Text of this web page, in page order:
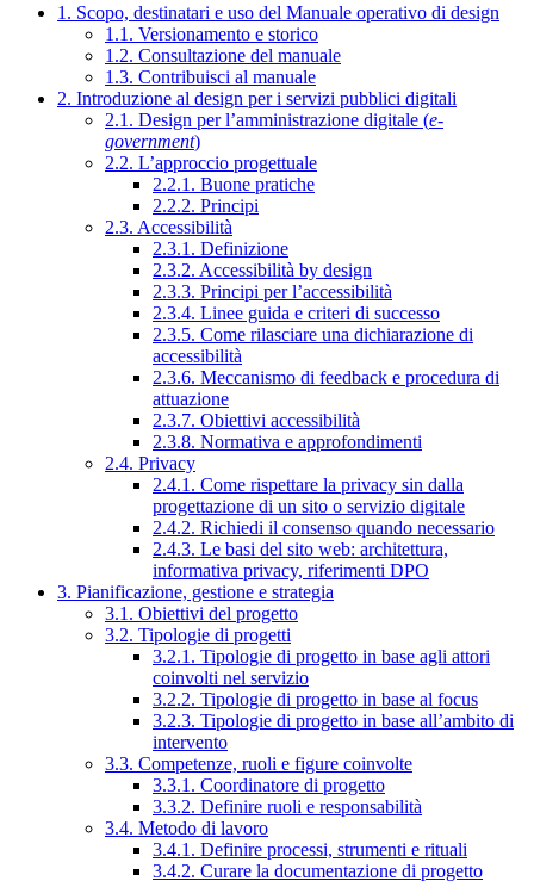
1. Scopo, destinatari e uso del Manuale operativo di design
1.1. Versionamento e storico
1.2. Consultazione del manuale
1.3. Contribuisci al manuale
2. Introduzione al design per i servizi pubblici digitali
2.1. Design per l’amministrazione digitale (e-
government)
2.2. L’approccio progettuale
2.2.1. Buone pratiche
2.2.2. Principi
2.3. Accessibilità
2.3.1. Definizione
2.3.2. Accessibilità by design
2.3.3. Principi per l’accessibilità
2.3.4. Linee guida e criteri di successo
2.3.5. Come rilasciare una dichiarazione di
accessibilità
2.3.6. Meccanismo di feedback e procedura di
attuazione
2.3.7. Obiettivi accessibilità
2.3.8. Normativa e approfondimenti
2.4. Privacy
2.4.1. Come rispettare la privacy sin dalla
progettazione di un sito o servizio digitale
2.4.2. Richiedi il consenso quando necessario
2.4.3. Le basi del sito web: architettura,
informativa privacy, riferimenti DPO
3. Pianificazione, gestione e strategia
3.1. Obiettivi del progetto
3.2. Tipologie di progetti
3.2.1. Tipologie di progetto in base agli attori
coinvolti nel servizio
3.2.2. Tipologie di progetto in base al focus
3.2.3. Tipologie di progetto in base all’ambito di
intervento
3.3. Competenze, ruoli e figure coinvolte
3.3.1. Coordinatore di progetto
3.3.2. Definire ruoli e responsabilità
3.4. Metodo di lavoro
3.4.1. Definire processi, strumenti e rituali
3.4.2. Curare la documentazione di progetto